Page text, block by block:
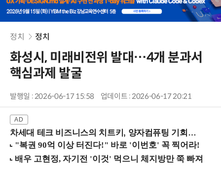
정치 정치
화성시, 미래비전위 발대…4개 분과서
핵심과제 발굴
발행일 : 2026-06-17 15:58 업데이트 : 2026-06-17 20:21
차세대 테크 비즈니스의 치트키, 양자컴퓨팅 기회를 선점하라! (8/28 강남역)